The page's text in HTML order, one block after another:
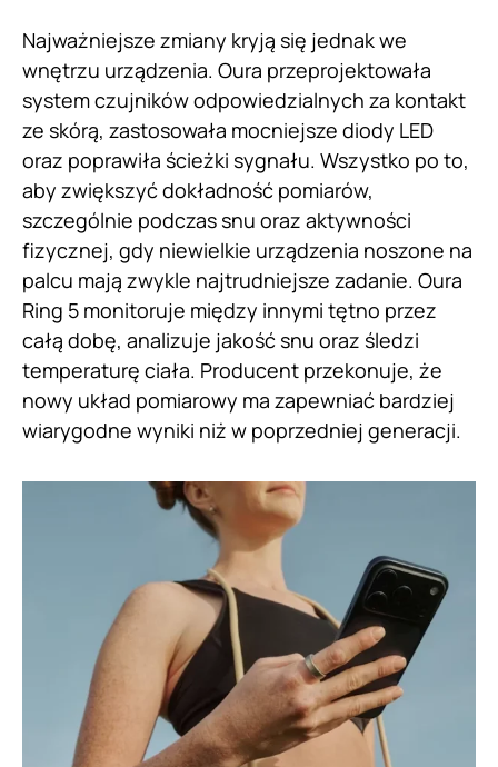
Najważniejsze zmiany kryją się jednak we
wnętrzu urządzenia. Oura przeprojektowała
system czujników odpowiedzialnych za kontakt
ze skórą, zastosowała mocniejsze diody LED
oraz poprawiła ścieżki sygnału. Wszystko po to,
aby zwiększyć dokładność pomiarów,
szczególnie podczas snu oraz aktywności
fizycznej, gdy niewielkie urządzenia noszone na
palcu mają zwykle najtrudniejsze zadanie. Oura
Ring 5 monitoruje między innymi tętno przez
całą dobę, analizuje jakość snu oraz śledzi
temperaturę ciała. Producent przekonuje, że
nowy układ pomiarowy ma zapewniać bardziej
wiarygodne wyniki niż w poprzedniej generacji.